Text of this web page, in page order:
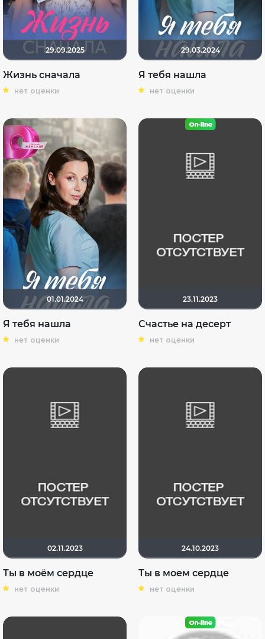
29.09.2025
Жизнь сначала
нет оценки
29.03.2024
Я тебя нашла
нет оценки
01.01.2024
Я тебя нашла
нет оценки
23.11.2023
Счастье на десерт
нет оценки
02.11.2023
Ты в моём сердце
нет оценки
24.10.2023
Ты в моем сердце
нет оценки